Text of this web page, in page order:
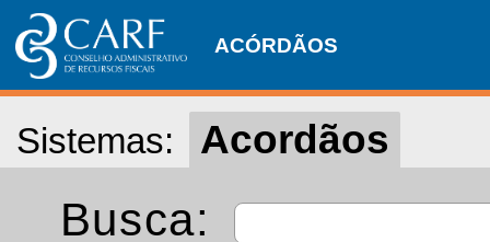
ACÓRDÃOS
Sistemas: Acordãos
Busca: